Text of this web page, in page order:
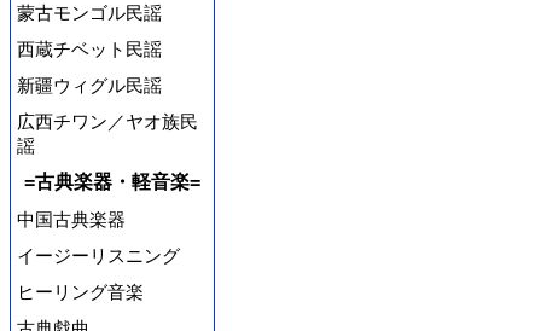
蒙古モンゴル民謡
西蔵チベット民謡
新疆ウィグル民謡
広西チワン／ヤオ族民
謡
=古典楽器・軽音楽=
中国古典楽器
イージーリスニング
ヒーリング音楽